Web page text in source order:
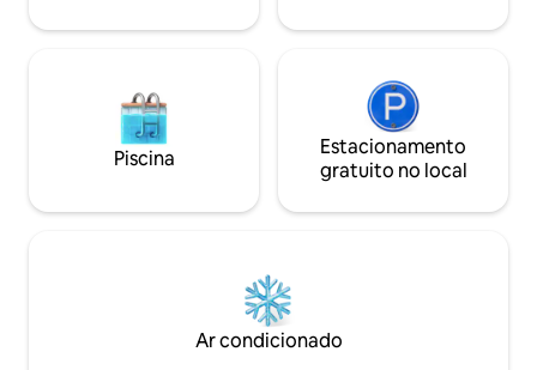
ginásio 24 horas
Piscina
Estacionamento
gratuito no local
Ar condicionado